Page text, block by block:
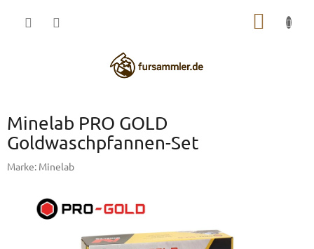
Minelab PRO GOLD
Goldwaschpfannen-Set
Marke: Minelab